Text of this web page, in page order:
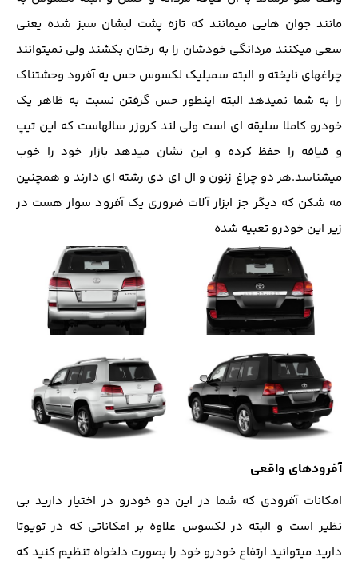
مانند جوان هایی میمانند که تازه پشت لبشان سبز شده یعنی
سعی میکنند مردانگی خودشان را به رختان بکشند ولی نمیتوانند
چراغهای ناپخته و البته سمبلیک لکسوس حس یه آفرود وحشتناک
را به شما نمیدهد البته اینطور حس گرفتن نسبت به ظاهر یک
خودرو کاملا سلیقه ای است ولی لند کروزر سالهاست که این تیپ
و قیافه را حفظ کرده و این نشان میدهد بازار خود را خوب
میشناسد.هر دو چراغ زنون و ال ای دی رشته ای دارند و همچنین
مه شکن که دیگر جز ابزار آلات ضروری یک آفرود سوار هست در
زیر این خودرو تعبیه شده
آفرودهای واقعی
امکانات آفرودی که شما در این دو خودرو در اختیار دارید بی
نظیر است و البته در لکسوس علاوه بر امکاناتی که در تویوتا
دارید میتوانید ارتفاع خودرو خود را بصورت دلخواه تنظیم کنید که